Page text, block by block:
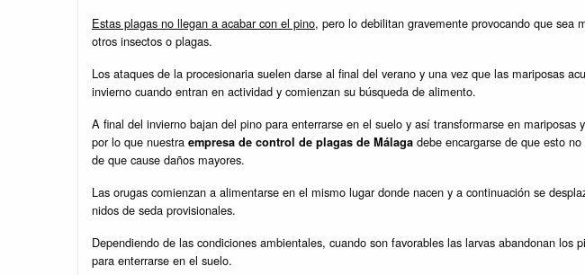
Estas plagas no llegan a acabar con el pino, pero lo debilitan gravemente provocando que sea
otros insectos o plagas.
Los ataques de la procesionaria suelen darse al final del verano y una vez que las mariposas
invierno cuando entran en actividad y comienzan su búsqueda de alimento.
A final del invierno bajan del pino para enterrarse en el suelo y así transformarse en mariposas
por lo que nuestra empresa de control de plagas de Málaga debe encargarse de que esto
de que cause daños mayores.
Las orugas comienzan a alimentarse en el mismo lugar donde nacen y a continuación se
nidos de seda provisionales.
Dependiendo de las condiciones ambientales, cuando son favorables las larvas abandonan los
para enterrarse en el suelo.
Tratamientos contra la Legionella en